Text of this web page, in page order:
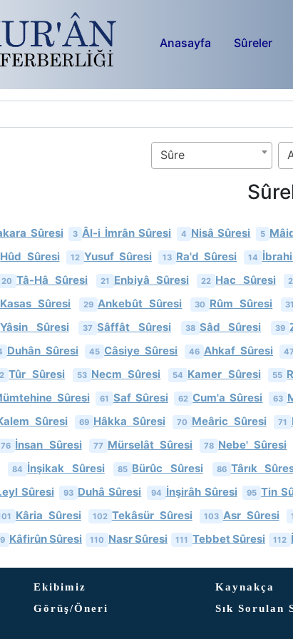
Anasayfa Sûreler
Sûre
Sûresi 3 Âl-i İmrân Sûresi 4 Nisâ Sûresi 5
Hûd Sûresi 12 Yusuf Sûresi 13 Ra'd Sûresi 14
20 Tâ-Hâ Sûresi 21 Enbiyâ Sûresi 22 Hac Sûresi
Kasas Sûresi 29 Ankebût Sûresi 30 Rûm Sûresi 31
Yâsin Sûresi 37 Sâffât Sûresi 38 Sâd Sûresi 39
Duhân Sûresi 45 Câsiye Sûresi 46 Ahkaf Sûresi 47
Tûr Sûresi 53 Necm Sûresi 54 Kamer Sûresi 55
Sûresi 61 Saf Sûresi 62 Cum'a Sûresi 63
Sûresi 69 Hâkka Sûresi 70 Meâric Sûresi 71
76 İnsan Sûresi 77 Mürselât Sûresi 78 Nebe' Sûresi
84 İnşikak Sûresi 85 Bürûc Sûresi 86 Târık
Sûresi 93 Duhâ Sûresi 94 İnşirâh Sûresi 95 Tin
Kâria Sûresi 102 Tekâsür Sûresi 103 Asr Sûresi
Kâfirûn Sûresi 110 Nasr Sûresi 111 Tebbet Sûresi 112
Ekibimiz
Görüş/Öneri
Kaynakça
Sık Sorulan